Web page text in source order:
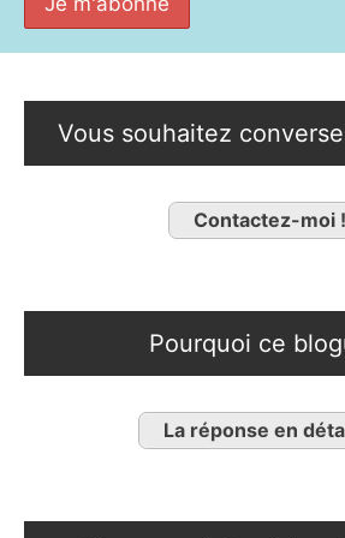
Vous souhaitez
Contactez-moi !
Pourquoi ce
La réponse en